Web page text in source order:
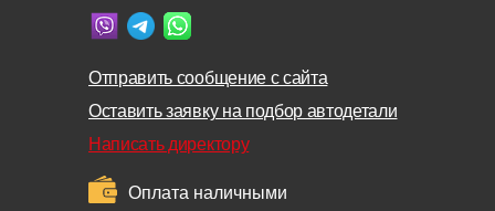
Отправить сообщение с сайта
Оставить заявку на подбор автодетали
Написать директору
Оплата наличными